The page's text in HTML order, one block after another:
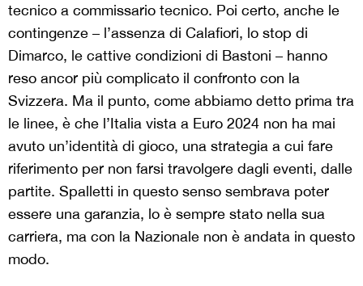
tecnico a commissario tecnico. Poi certo, anche le
contingenze – l’assenza di Calafiori, lo stop di
Dimarco, le cattive condizioni di Bastoni – hanno
reso ancor più complicato il confronto con la
Svizzera. Ma il punto, come abbiamo detto prima tra
le linee, è che l’Italia vista a Euro 2024 non ha mai
avuto un’identità di gioco, una strategia a cui fare
riferimento per non farsi travolgere dagli eventi, dalle
partite. Spalletti in questo senso sembrava poter
essere una garanzia, lo è sempre stato nella sua
carriera, ma con la Nazionale non è andata in questo
modo.